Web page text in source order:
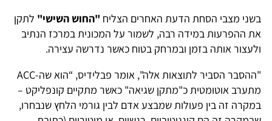
בשני מצבי הסחת הדעת האחרים הצליח "החוש השישי" לתקן
את ההפרעות במידה רבה, לשמור על המכונית במרכז הנתיב
ולעצור אותה בזמן ובמרחק בטוח כאשר נדרשה עצירה.
"ההסבר הסביר לתוצאות אלה", אומר פבלידיס, “הוא שה-ACC
מתערב אוטומטית כ"מתקן שגיאה" כאשר מתקיים קונפליקט –
במקרה זה בין פעולות שמבצע אדם לבין גורמי הלחץ שנבחרו,